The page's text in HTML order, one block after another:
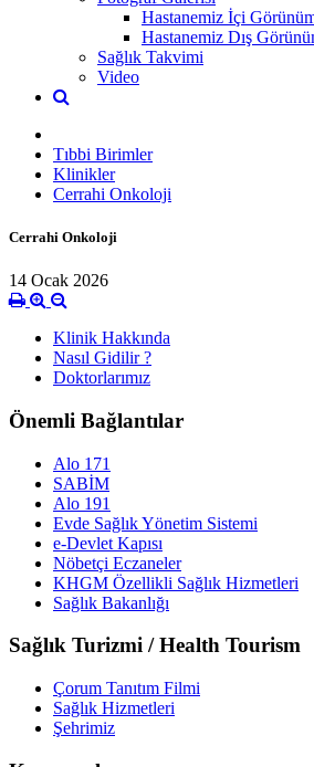
Hastanemiz İçi
Hastanemiz Dış
Sağlık Takvimi
Video
Tıbbi Birimler
Klinikler
Cerrahi Onkoloji
Cerrahi Onkoloji
14 Ocak 2026
Klinik Hakkında
Nasıl Gidilir ?
Doktorlarımız
Önemli Bağlantılar
Alo 171
SABİM
Alo 191
Evde Sağlık Yönetim Sistemi
e-Devlet Kapısı
Nöbetçi Eczaneler
KHGM Özellikli Sağlık Hizmetleri
Sağlık Bakanlığı
Sağlık Turizmi / Health Tourism
Çorum Tanıtım Filmi
Sağlık Hizmetleri
Şehrimiz